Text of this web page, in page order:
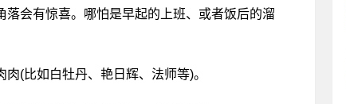
会有惊喜。哪怕是早起的上班、或者饭后的溜
(比如白牡丹、艳日辉、法师等)。